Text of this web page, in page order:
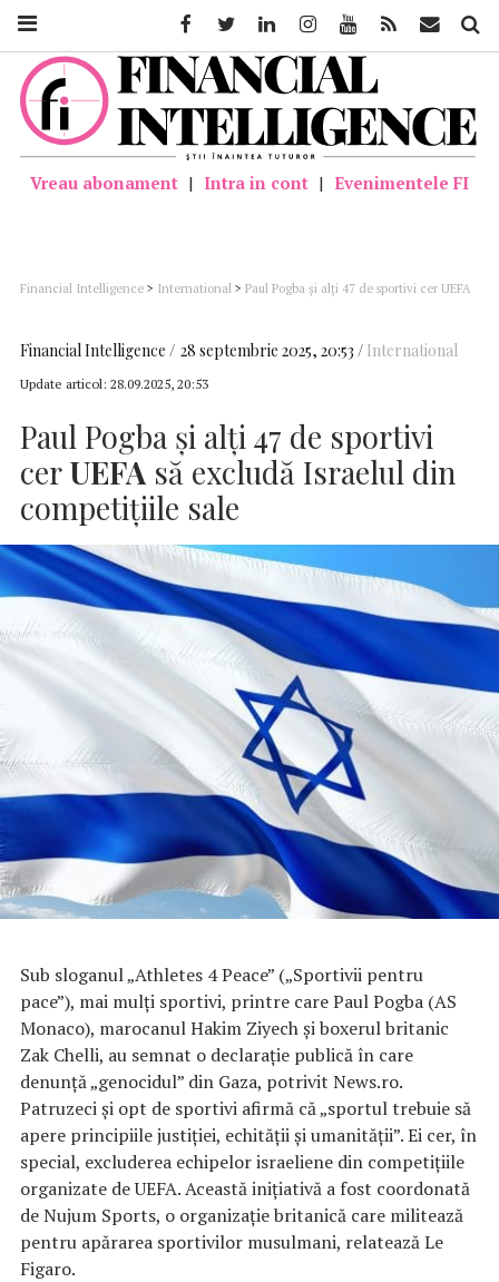
Vreau abonament | Intra in cont | Evenimentele FI
Financial Intelligence > International > Paul Pogba şi alţi 47 de sportivi cer UEFA
Financial Intelligence 28 septembrie 2025, 20:53 International
Update articol: 28.09.2025, 20:53
Paul Pogba şi alţi 47 de sportivi
cerUEFA să excludă Israelul din
competiţiile sale
Sub sloganul „Athletes 4 Peace” („Sportivii pentru
pace”), mai mulţi sportivi, printre care Paul Pogba (AS
Monaco), marocanul Hakim Ziyech şi boxerul britanic
Zak Chelli, au semnat o declaraţie publică în care
denunţă „genocidul” din Gaza, potrivit News.ro.
Patruzeci şi opt de sportivi afirmă că „sportul trebuie să
apere principiile justiţiei, echităţii şi umanităţii”. Ei cer, în
special, excluderea echipelor israeliene din competiţiile
organizate de UEFA. Această iniţiativă a fost coordonată
de Nujum Sports, o organizaţie britanică care militează
pentru apărarea sportivilor musulmani, relatează Le
Figaro.
FacebookTwitter LinkedinInstagramYoutube Feed Mail